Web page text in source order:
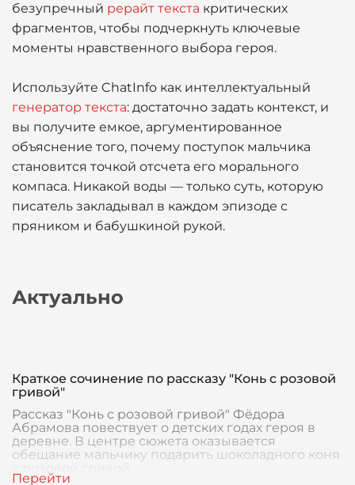
безупречный рерайт текста критических
фрагментов, чтобы подчеркнуть ключевые
моменты нравственного выбора героя.
Используйте ChatInfo как интеллектуальный
генератор текста: достаточно задать контекст, и
вы получите емкое, аргументированное
объяснение того, почему поступок мальчика
становится точкой отсчета его морального
компаса. Никакой воды — только суть, которую
писатель закладывал в каждом эпизоде с
пряником и бабушкиной рукой.
Актуально
Краткое сочинение по рассказу "Конь с розовой
гривой"
Рассказ "Конь с розовой гривой" Фёдора
Абрамова повествует о детских годах героя в
деревне. В центре сюжета оказывается
обещание мальчику подарить шоколадного коня